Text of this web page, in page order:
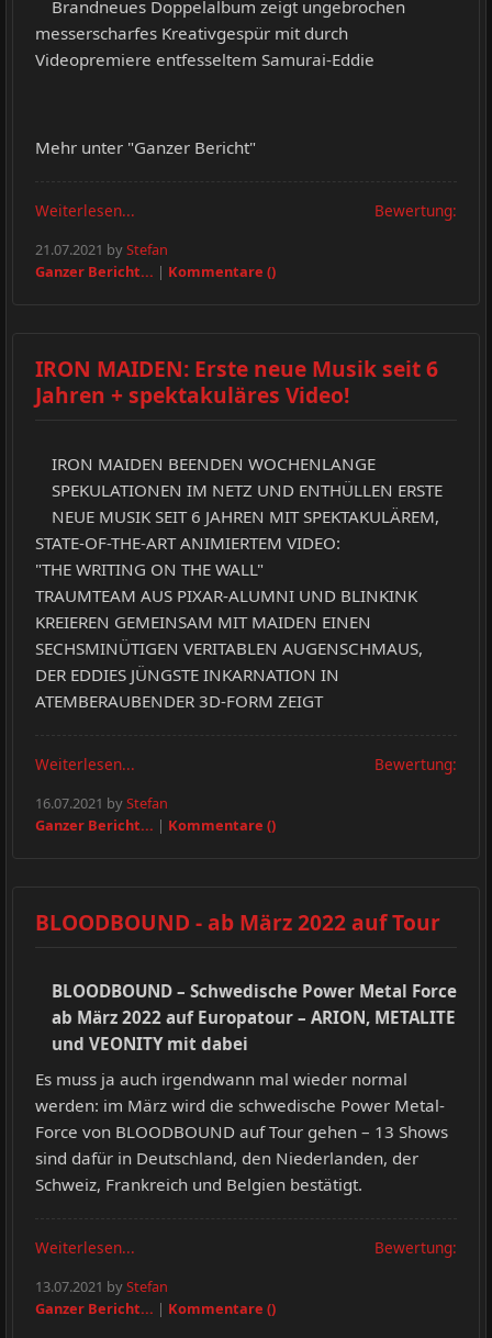
Brandneues Doppelalbum zeigt ungebrochen
messerscharfes Kreativgespür mit durch
Videopremiere entfesseltem Samurai-Eddie
Mehr unter "Ganzer Bericht"
Weiterlesen... Bewertung:
21.07.2021 byStefan
Ganzer Bericht... | Kommentare ()
IRON MAIDEN: Erste neue Musik seit 6
Jahren + spektakuläres Video!
IRON MAIDEN BEENDEN WOCHENLANGE
SPEKULATIONEN IM NETZ UND ENTHÜLLEN ERSTE
NEUE MUSIK SEIT 6 JAHREN MIT SPEKTAKULÄREM,
STATE-OF-THE-ART ANIMIERTEM VIDEO:
"THE WRITING ON THE WALL"
TRAUMTEAM AUS PIXAR-ALUMNI UND BLINKINK
KREIEREN GEMEINSAM MIT MAIDEN EINEN
SECHSMINÜTIGEN VERITABLEN AUGENSCHMAUS,
DER EDDIES JÜNGSTE INKARNATION IN
ATEMBERAUBENDER 3D-FORM ZEIGT
Weiterlesen... Bewertung:
16.07.2021 byStefan
Ganzer Bericht... | Kommentare ()
BLOODBOUND - ab März 2022 auf Tour
BLOODBOUND – Schwedische Power Metal Force
ab März 2022 auf Europatour – ARION, METALITE
und VEONITY mit dabei
Es muss ja auch irgendwann mal wieder normal
werden: im März wird die schwedische Power Metal-
Force von BLOODBOUND auf Tour gehen – 13 Shows
sind dafür in Deutschland, den Niederlanden, der
Schweiz, Frankreich und Belgien bestätigt.
Weiterlesen... Bewertung:
13.07.2021 byStefan
Ganzer Bericht... | Kommentare ()